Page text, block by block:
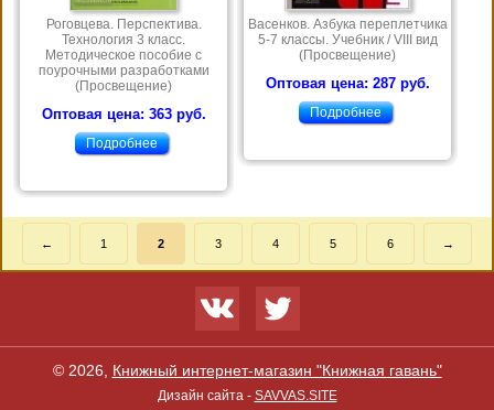
Роговцева. Перспектива.
Технология 3 класс.
Методическое пособие с
поурочными разработками
(Просвещение)
Оптовая цена: 363 руб.
Подробнее
Васенков. Азбука переплетчика
5-7 классы. Учебник / VIII вид
(Просвещение)
Оптовая цена: 287 руб.
Подробнее
← 1 2 3 4 5 6 →
© 2026, Книжный интернет-магазин "Книжная гавань"
Дизайн сайта - SAVVAS.SITE